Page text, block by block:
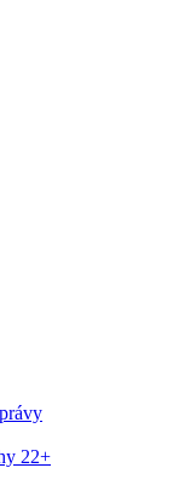
22+